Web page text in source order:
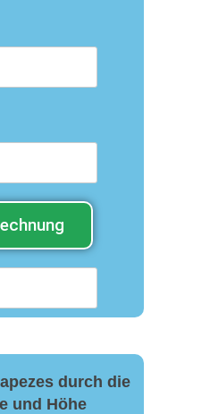
durch die
und Höhe